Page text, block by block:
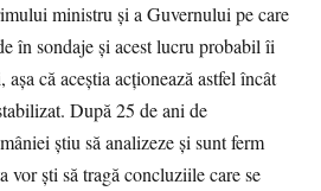
ministru şi a Guvernului pe care
în sondaje şi acest lucru probabil îi
că aceştia acţionează astfel încât
După 25 de ani de
ştiu să analizeze şi sunt ferm
vor şti să tragă concluziile care se